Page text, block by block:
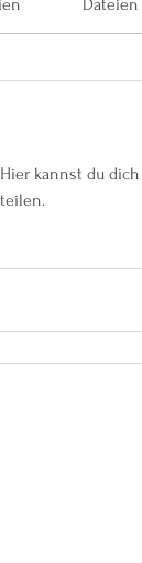
Dateien
kannst du